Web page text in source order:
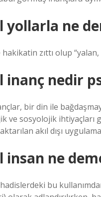
yollarla ne
hakikatin zıttı olup
inanç nedir
bir din ile
ve sosyolojik ihtiyaçları
akıl dışı
insan ne
bu